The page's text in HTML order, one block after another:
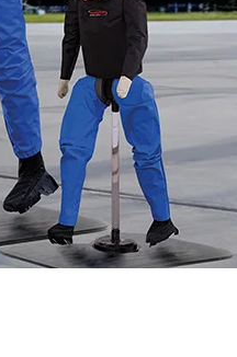
und Aktive Sicherheit.